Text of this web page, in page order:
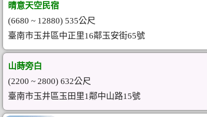
晴意天空民宿
(6680 ~ 12880) 535公尺
臺南市玉井區中正里16鄰玉安街65號
山蒔旁白
(2200 ~ 2800) 632公尺
臺南市玉井區玉田里1鄰中山路15號